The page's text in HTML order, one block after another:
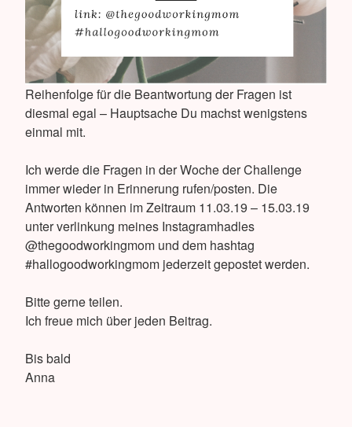
Reihenfolge für die Beantwortung der Fragen ist
diesmal egal – Hauptsache Du machst wenigstens
einmal mit.
Ich werde die Fragen in der Woche der Challenge
immer wieder in Erinnerung rufen/posten. Die
Antworten können im Zeitraum 11.03.19 – 15.03.19
unter verlinkung meines Instagramhadles
@thegoodworkingmom und dem hashtag
#hallogoodworkingmom jederzeit gepostet werden.
Bitte gerne teilen.
Ich freue mich über jeden Beitrag.
Bis bald
Anna